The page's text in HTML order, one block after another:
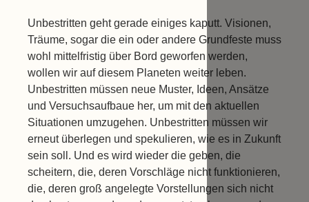
Unbestritten geht gerade einiges kaputt. Visionen,
Träume, sogar die ein oder andere Grundfeste muss
wohl mittelfristig über Bord geworfen werden,
wollen wir auf diesem Planeten weiter leben.
Unbestritten müssen neue Muster, Ideen, Ansätze
und Versuchsaufbaue her, um mit den aktuellen
Situationen umzugehen. Unbestritten müssen wir
erneut überlegen und spekulieren, wie es in Zukunft
sein soll. Und es wird wieder die geben, die
scheitern, die, deren Vorschläge nicht funktionieren,
die, deren groß angelegte Vorstellungen sich nicht